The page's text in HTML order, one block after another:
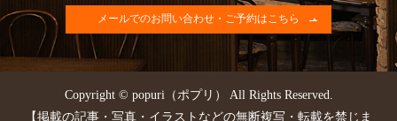
メールでのお問い合わせ・ご予約はこちら
Copyright © popuri（ポプリ） All Rights Reserved.
【掲載の記事・写真・イラストなどの無断複写・転載を禁じま